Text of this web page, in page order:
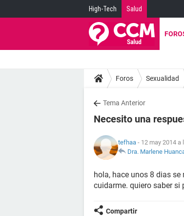
High-Tech Salud
Foros Sexualidad
Tema Anterior
Necesito una
tefhaa - 12 may 2014 a
Dra. Marlene
hola, hace unos 8 dias
cuidarme. quiero saber si
Compartir